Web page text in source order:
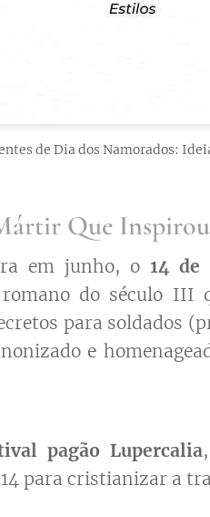
de Dia dos Namorados:
Que Inspirou
em junho, o 14 de
do século III
para soldados
e
pagão Lupercalia
para cristianizar a